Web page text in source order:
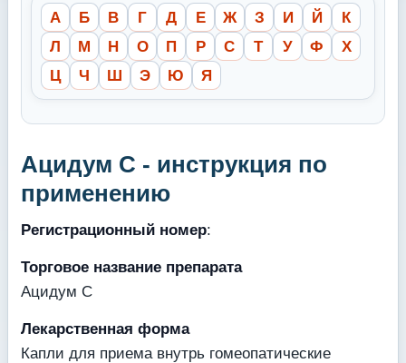
А Б В Г Д Е Ж З И Й
К
Л
М Н О П Р С Т У Ф
Х
Ц
Ч Ш Э Ю Я
Ацидум С - инструкция по
применению
Регистрационный номер:
Торговое название препарата
Ацидум С
Лекарственная форма
Капли для приема внутрь гомеопатические